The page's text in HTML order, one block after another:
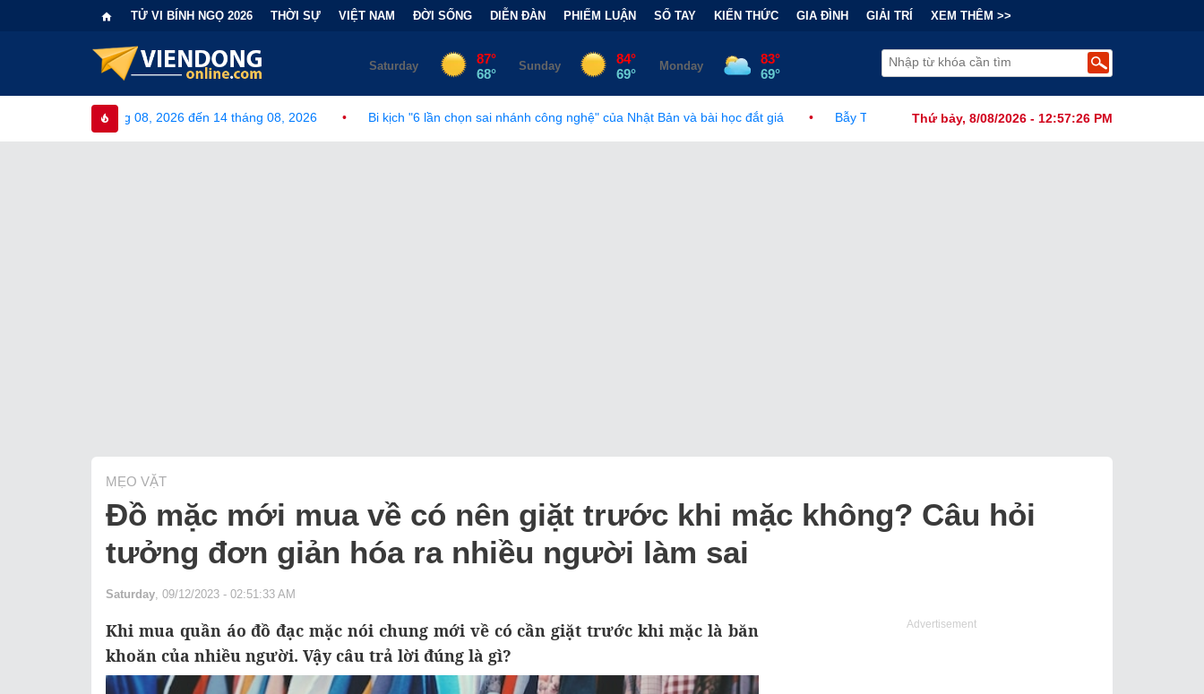
TỬ VI BÍNH NGỌ 2026 THỜI SỰ VIỆT NAM ĐỜI SỐNG DIỄN ĐÀN PHIẾM LUẬN SỔ TAY KIẾN THỨC GIA ĐÌNH GIẢI TRÍ XEM THÊM >>
Thứ bảy, 8/08/2026 - 12:57:27 PM
08, 2026 đến 14 tháng 08, 2026 • Bi kịch "6 lần chọn sai nhánh công nghệ" của Nhật Bản và bài học đắt giá • Bẫy Tài Chính Đằng Sau "Cơn Sốt" Trà Sữa Nhượng Quyền: Lợi Nhuận Thuộc Về Ai?
MẸO VẶT
Đồ mặc mới mua về có nên giặt trước khi mặc không? Câu hỏi
tưởng đơn giản hóa ra nhiều người làm sai
Saturday , 09/12/2023 - 02:51:33 AM
Khi mua quần áo đồ đạc mặc nói chung mới về có cần giặt trước khi mặc là băn
khoăn của nhiều người. Vậy câu trả lời đúng là gì?
Advertisement